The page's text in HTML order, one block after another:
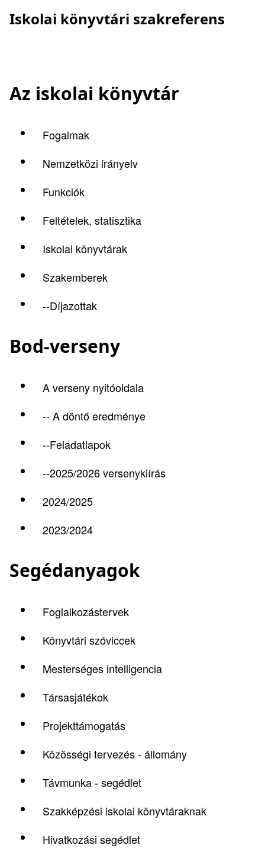
Iskolai könyvtári szakreferens
Az iskolai könyvtár
Fogalmak
Nemzetközi irányelv
Funkciók
Feltételek, statisztika
Iskolai könyvtárak
Szakemberek
--Díjazottak
Bod-verseny
A verseny nyitóoldala
-- A döntő eredménye
--Feladatlapok
--2025/2026 versenykiírás
2024/2025
2023/2024
Segédanyagok
Foglalkozástervek
Könyvtári szóviccek
Mesterséges intelligencia
Társasjátékok
Projekttámogatás
Közösségi tervezés - állomány
Távmunka - segédlet
Szakképzési iskolai könyvtáraknak
Hivatkozási segédlet